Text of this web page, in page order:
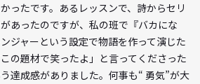
ったです。あるレッスンで、詩からセリ
あったのですが、私の班で『バカにな
ジャーという設定で物語を作って演じた
の題材で笑ったよ」と言ってくださった
達成感がありました。何事も“ 勇気”が大